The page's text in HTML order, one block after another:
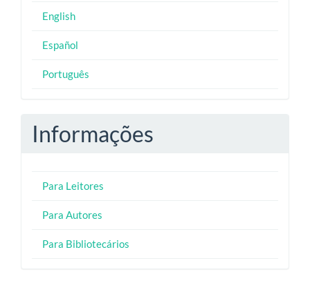
English
Español
Português
Informações
Para Leitores
Para Autores
Para Bibliotecários